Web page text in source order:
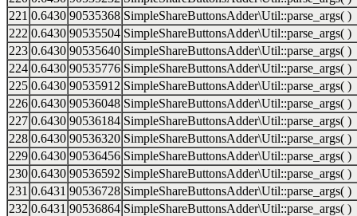
221 0.6430 90535368 SimpleShareButtonsAdder\Util::parse_args( )
222 0.6430 90535504 SimpleShareButtonsAdder\Util::parse_args( )
223 0.6430 90535640 SimpleShareButtonsAdder\Util::parse_args( )
224 0.6430 90535776 SimpleShareButtonsAdder\Util::parse_args( )
225 0.6430 90535912 SimpleShareButtonsAdder\Util::parse_args( )
226 0.6430 90536048 SimpleShareButtonsAdder\Util::parse_args( )
227 0.6430 90536184 SimpleShareButtonsAdder\Util::parse_args( )
228 0.6430 90536320 SimpleShareButtonsAdder\Util::parse_args( )
229 0.6430 90536456 SimpleShareButtonsAdder\Util::parse_args( )
230 0.6430 90536592 SimpleShareButtonsAdder\Util::parse_args( )
231 0.6431 90536728 SimpleShareButtonsAdder\Util::parse_args( )
232 0.6431 90536864 SimpleShareButtonsAdder\Util::parse_args( )